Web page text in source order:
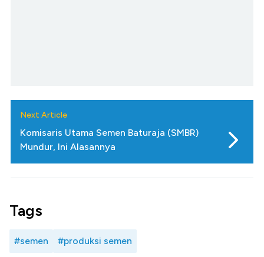
Next Article
Komisaris Utama Semen Baturaja (SMBR)
Mundur, Ini Alasannya
Tags
#semen #produksi semen